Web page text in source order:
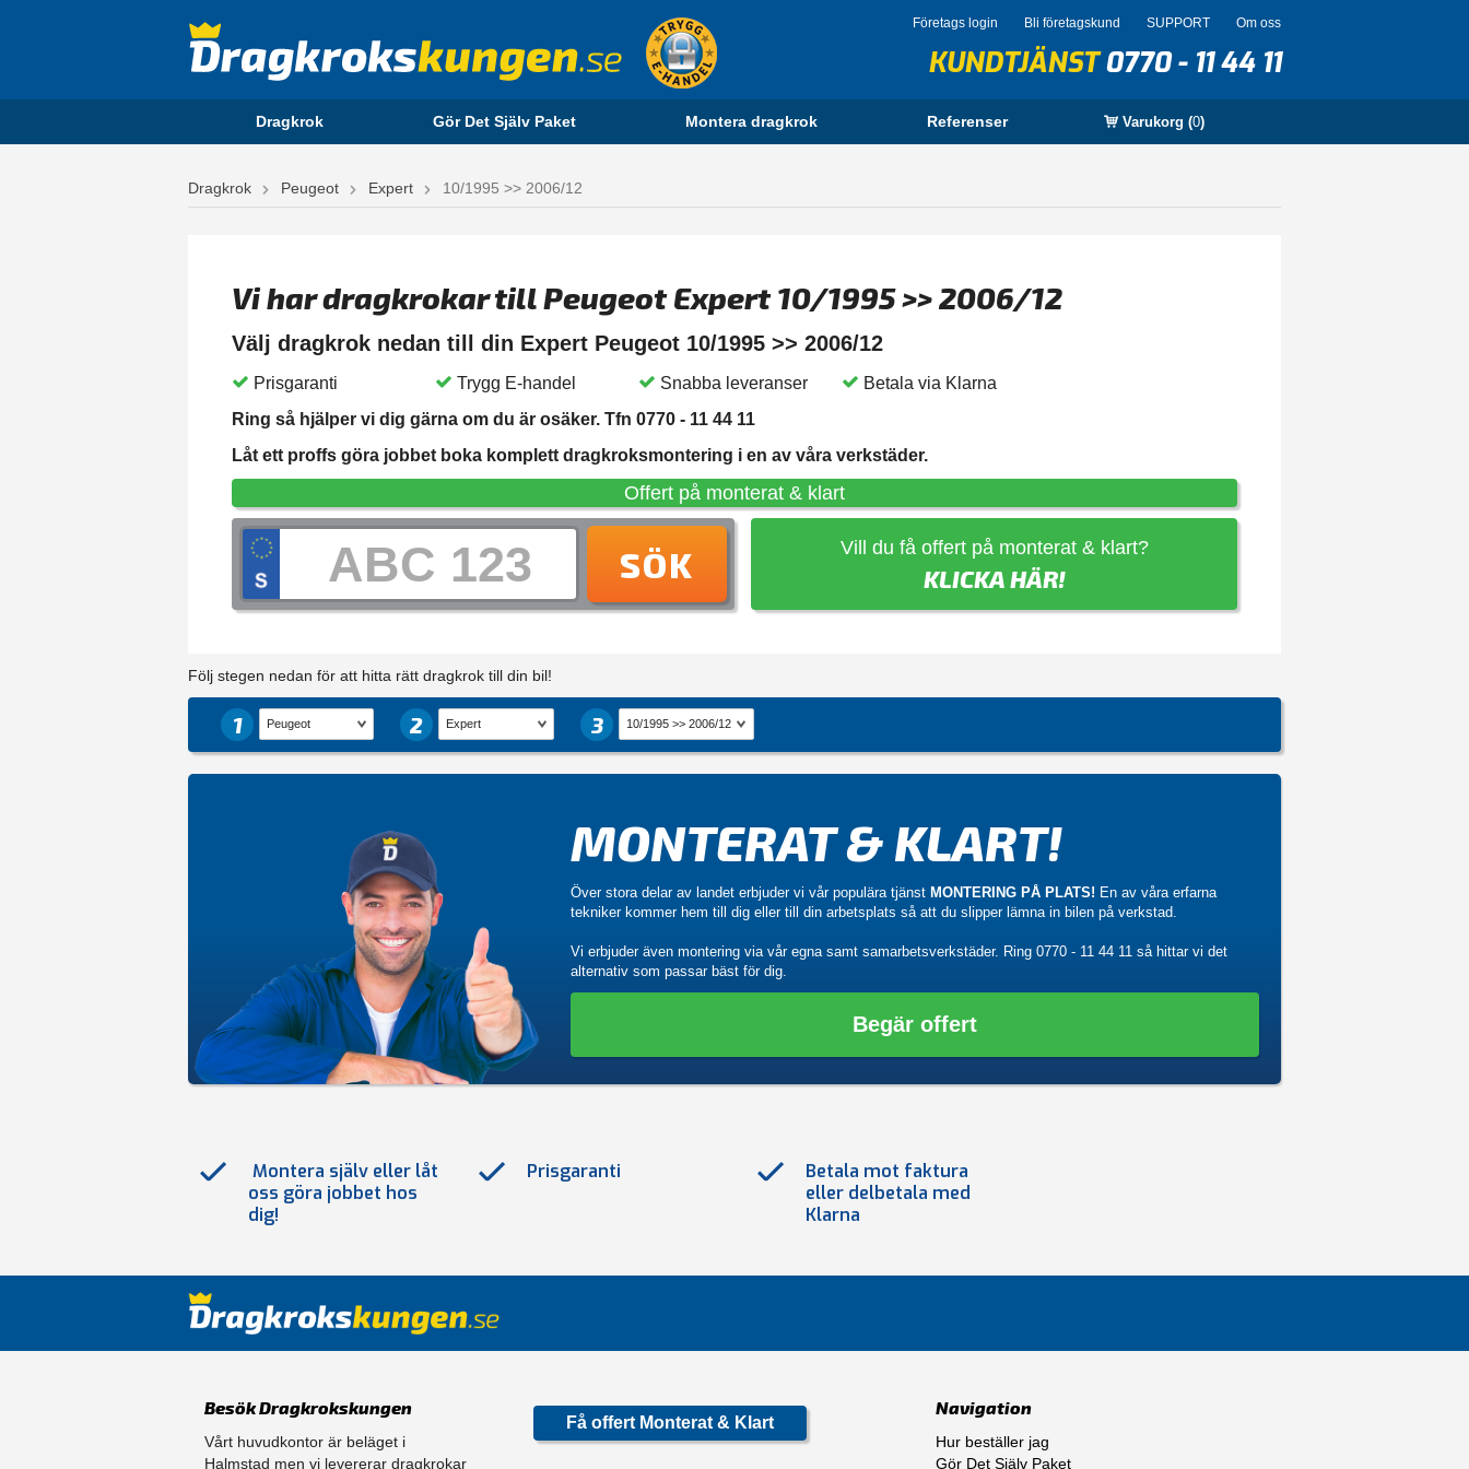
Företags login Bli företagskund SUPPORT Om oss
KUNDTJÄNST0770 - 11 44 11
Dragkrok Gör Det Själv Paket Montera dragkrok Referenser Varukorg (0)
Dragkrok Peugeot Expert 10/1995 >> 2006/12
Vi har dragkrokar till Peugeot Expert 10/1995 >> 2006/12
Välj dragkrok nedan till din Expert Peugeot 10/1995 >> 2006/12
Prisgaranti Trygg E-handel Snabba leveranser
Betala via Klarna
Ring så hjälper vi dig gärna om du är osäker. Tfn 0770 - 11 44 11
Låt ett proffs göra jobbet boka komplett dragkroksmontering i en av våra verkstäder.
Offert på monterat & klart
SÖK Vill du få offert på monterat & klart?
KLICKA HÄR!
Följ stegen nedan för att hitta rätt dragkrok till din bil!
1 2 3
MONTERAT & KLART!
Över stora delar av landet erbjuder vi vår populära tjänst MONTERING PÅ PLATS! En av våra erfarna
tekniker kommer hem till dig eller till din arbetsplats så att du slipper lämna in bilen på verkstad.
Vi erbjuder även montering via vår egna samt samarbetsverkstäder. Ring 0770 - 11 44 11 så hittar vi det
alternativ som passar bäst för dig.
Begär offert
Montera själv eller låt
oss göra jobbet hos
dig!
Prisgaranti
Betala mot faktura
eller delbetala med
Klarna
Besök Dragkrokskungen
Vårt huvudkontor är beläget i
Halmstad men vi levererar dragkrokar
Få offert Monterat & Klart
Navigation
Hur beställer jag
Gör Det Själv Paket